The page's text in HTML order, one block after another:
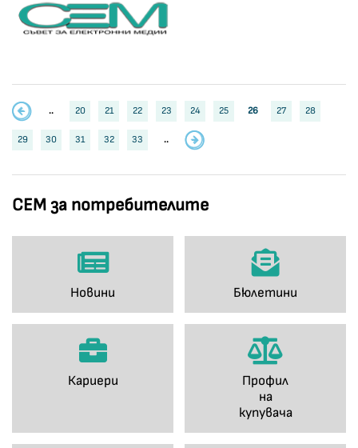
СЕМ за потребителите
Новини Бюлетини
Кариери
Профил
на
купувача
.. 20 21 22 23 24 25 26 27 28
29 30 31 32 33 ..